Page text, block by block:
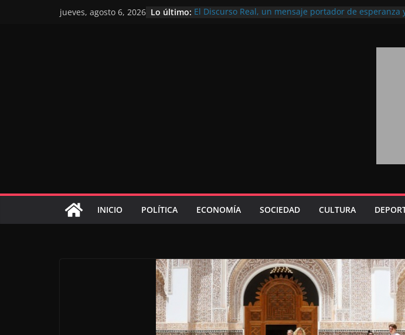
jueves, agosto 6, 2026 Lo último: El Discurso Real, un mensaje portador de esperanza
Extranjero: al servicio de los grandes proyectos de
INICIO POLÍTICA ECONOMÍA SOCIEDAD CULTURA